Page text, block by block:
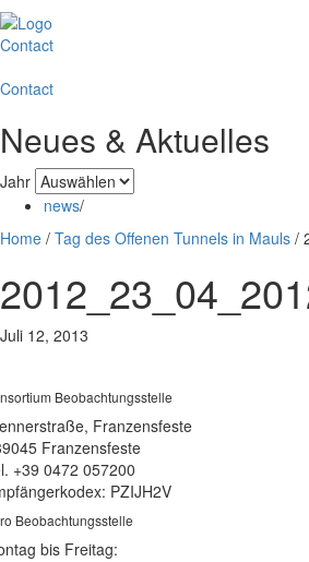
Contact
Contact
Neues & Aktuelles
Jahr
news/
Home / Tag des Offenen Tunnels in Mauls /
Juli 12, 2013
Beobachtungsstelle
Franzensfeste
Franzensfeste
+39 0472 057200
PZIJH2V
Beobachtungsstelle
bis Freitag: